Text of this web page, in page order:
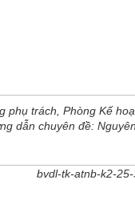
phụ trách, Phòng Kế
dẫn chuyên đề: